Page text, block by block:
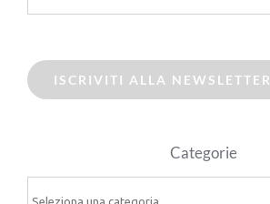
ISCRIVITI ALLA NEWSLETTER
Categorie